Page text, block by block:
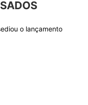
o lançamento